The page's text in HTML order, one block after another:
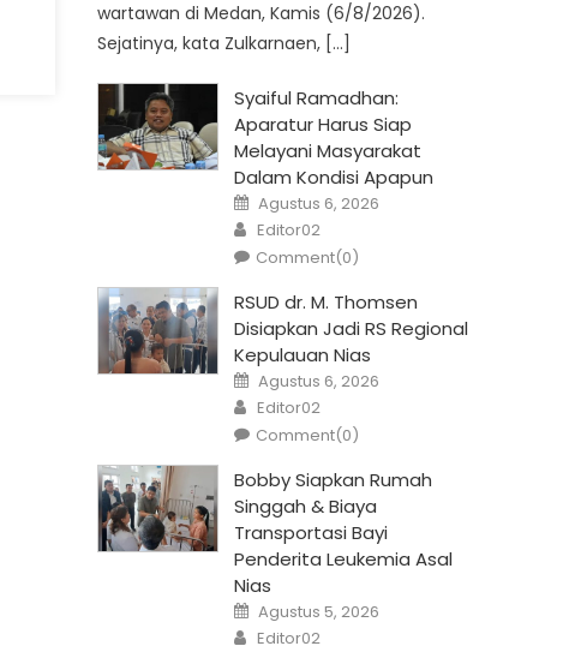
wartawan di Medan, Kamis (6/8/2026).
Sejatinya, kata Zulkarnaen, […]
Syaiful Ramadhan:
Aparatur Harus Siap
Melayani Masyarakat
Dalam Kondisi Apapun
Posted
on
Agustus 6, 2026
Author
Editor02
Comment(0)
RSUD dr. M. Thomsen
Disiapkan Jadi RS Regional
Kepulauan Nias
Posted
on
Agustus 6, 2026
Author
Editor02
Comment(0)
Bobby Siapkan Rumah
Singgah & Biaya
Transportasi Bayi
Penderita Leukemia Asal
Nias
Posted
on
Agustus 5, 2026
Author
Editor02